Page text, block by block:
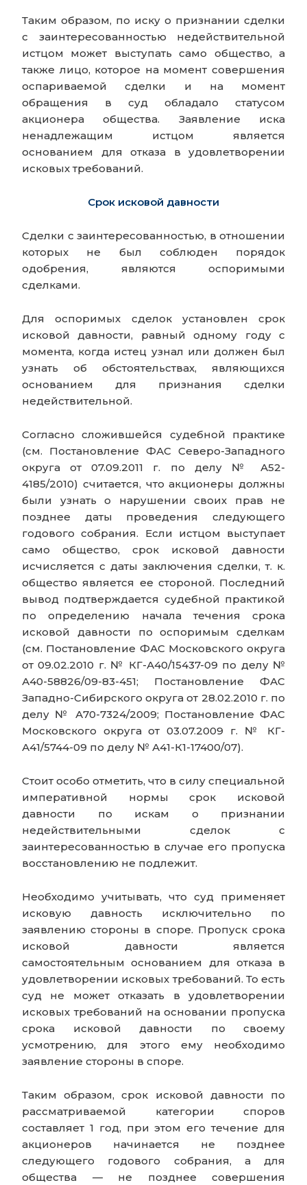
Таким образом, по иску о признании сделки
с заинтересованностью недействительной
истцом может выступать само общество, а
также лицо, которое на момент совершения
оспариваемой сделки и на момент
обращения в суд обладало статусом
акционера общества. Заявление иска
ненадлежащим истцом является
основанием для отказа в удовлетворении
исковых требований.
Срок исковой давности
Сделки с заинтересованностью, в отношении
которых не был соблюден порядок
одобрения, являются оспоримыми
сделками.
Для оспоримых сделок установлен срок
исковой давности, равный одному году с
момента, когда истец узнал или должен был
узнать об обстоятельствах, являющихся
основанием для признания сделки
недействительной.
Согласно сложившейся судебной практике
(см. Постановление ФАС Северо-Западного
округа от 07.09.2011 г. по делу № А52-
4185/2010) считается, что акционеры должны
были узнать о нарушении своих прав не
позднее даты проведения следующего
годового собрания. Если истцом выступает
само общество, срок исковой давности
исчисляется с даты заключения сделки, т. к.
общество является ее стороной. Последний
вывод подтверждается судебной практикой
по определению начала течения срока
исковой давности по оспоримым сделкам
(см. Постановление ФАС Московского округа
от 09.02.2010 г. № КГ-А40/15437-09 по делу №
А40-58826/09-83-451; Постановление ФАС
Западно-Сибирского округа от 28.02.2010 г. по
делу № А70-7324/2009; Постановление ФАС
Московского округа от 03.07.2009 г. № КГ-
А41/5744-09 по делу № А41-К1-17400/07).
Стоит особо отметить, что в силу специальной
императивной нормы срок исковой
давности по искам о признании
недействительными сделок с
заинтересованностью в случае его пропуска
восстановлению не подлежит.
Необходимо учитывать, что суд применяет
исковую давность исключительно по
заявлению стороны в споре. Пропуск срока
исковой давности является
самостоятельным основанием для отказа в
удовлетворении исковых требований. То есть
суд не может отказать в удовлетворении
исковых требований на основании пропуска
срока исковой давности по своему
усмотрению, для этого ему необходимо
заявление стороны в споре.
Таким образом, срок исковой давности по
рассматриваемой категории споров
составляет 1 год, при этом его течение для
акционеров начинается не позднее
следующего годового собрания, а для
общества — не позднее совершения